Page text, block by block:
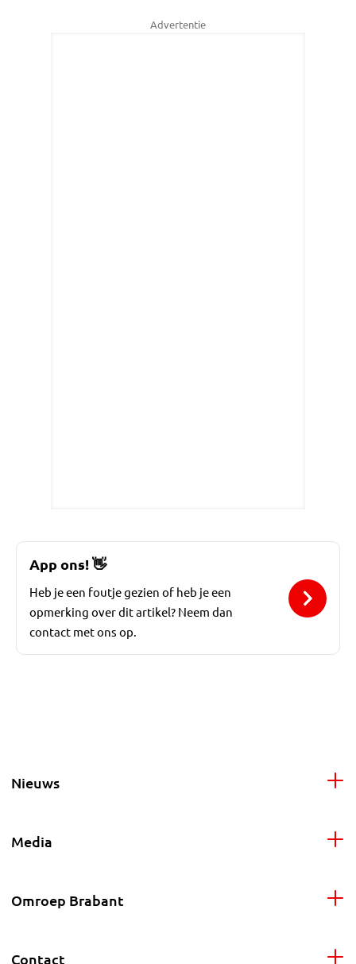
Advertentie
App ons!👋
Heb je een foutje gezien of heb je een
opmerking over dit artikel? Neem dan
contact met ons op.
Nieuws
Media
Omroep Brabant
Contact